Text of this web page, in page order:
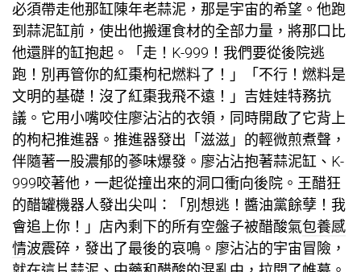
必須帶走他那缸陳年老蒜泥，那是宇宙的希望。他跑
到蒜泥缸前，使出他搬運食材的全部力量，將那口比
他還胖的缸抱起。「走！K-999！我們要從後院逃
跑！別再管你的紅棗枸杞燃料了！」「不行！燃料是
文明的基礎！沒了紅棗我飛不遠！」吉娃娃特務抗
議。它用小嘴咬住廖沾沾的衣領，同時開啟了它背上
的枸杞推進器。推進器發出「滋滋」的輕微煎煮聲，
伴隨著一股濃郁的蔘味爆發。廖沾沾抱著蒜泥缸、K-
999咬著他，一起從撞出來的洞口衝向後院。王醋狂
的醋罐機器人發出尖叫：「別想逃！醬油黨餘孽！我
會追上你！」店內剩下的所有空盤子被醋酸氣包養感
情波震碎，發出了最後的哀鳴。廖沾沾的宇宙冒險，